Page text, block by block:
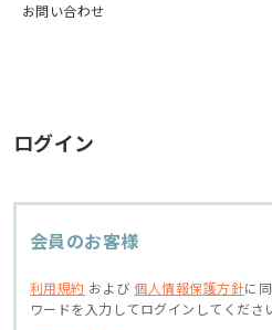
お問い合わせ
ログイン
会員のお客様
利用規約 および個人情報保護方針に
ワードを入力してログインしてくださ